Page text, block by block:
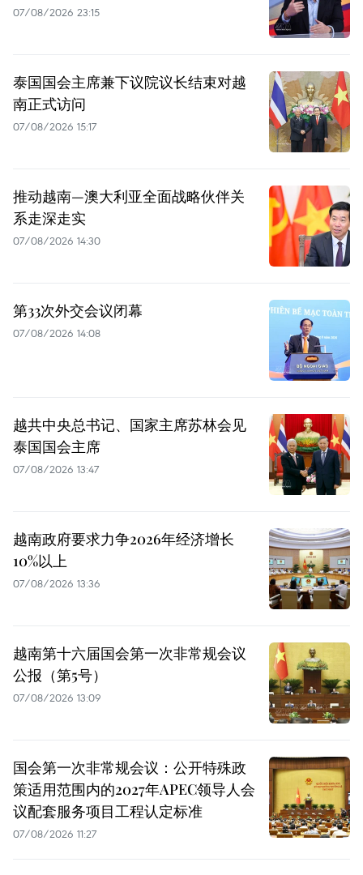
07/08/2026 23:15
泰国国会主席兼下议院议长结束对越
南正式访问
07/08/2026 15:17
推动越南—澳大利亚全面战略伙伴关
系走深走实
07/08/2026 14:30
第33次外交会议闭幕
07/08/2026 14:08
越共中央总书记、国家主席苏林会见
泰国国会主席
07/08/2026 13:47
越南政府要求力争2026年经济增长
10%以上
07/08/2026 13:36
越南第十六届国会第一次非常规会议
公报（第5号）
07/08/2026 13:09
国会第一次非常规会议：公开特殊政
策适用范围内的2027年APEC领导人会
议配套服务项目工程认定标准
07/08/2026 11:27